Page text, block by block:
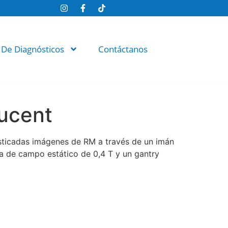
Diagnósticos Contáctanos
imágenes de RM a través de un imán
de campo estático de 0,4 T y un gantry